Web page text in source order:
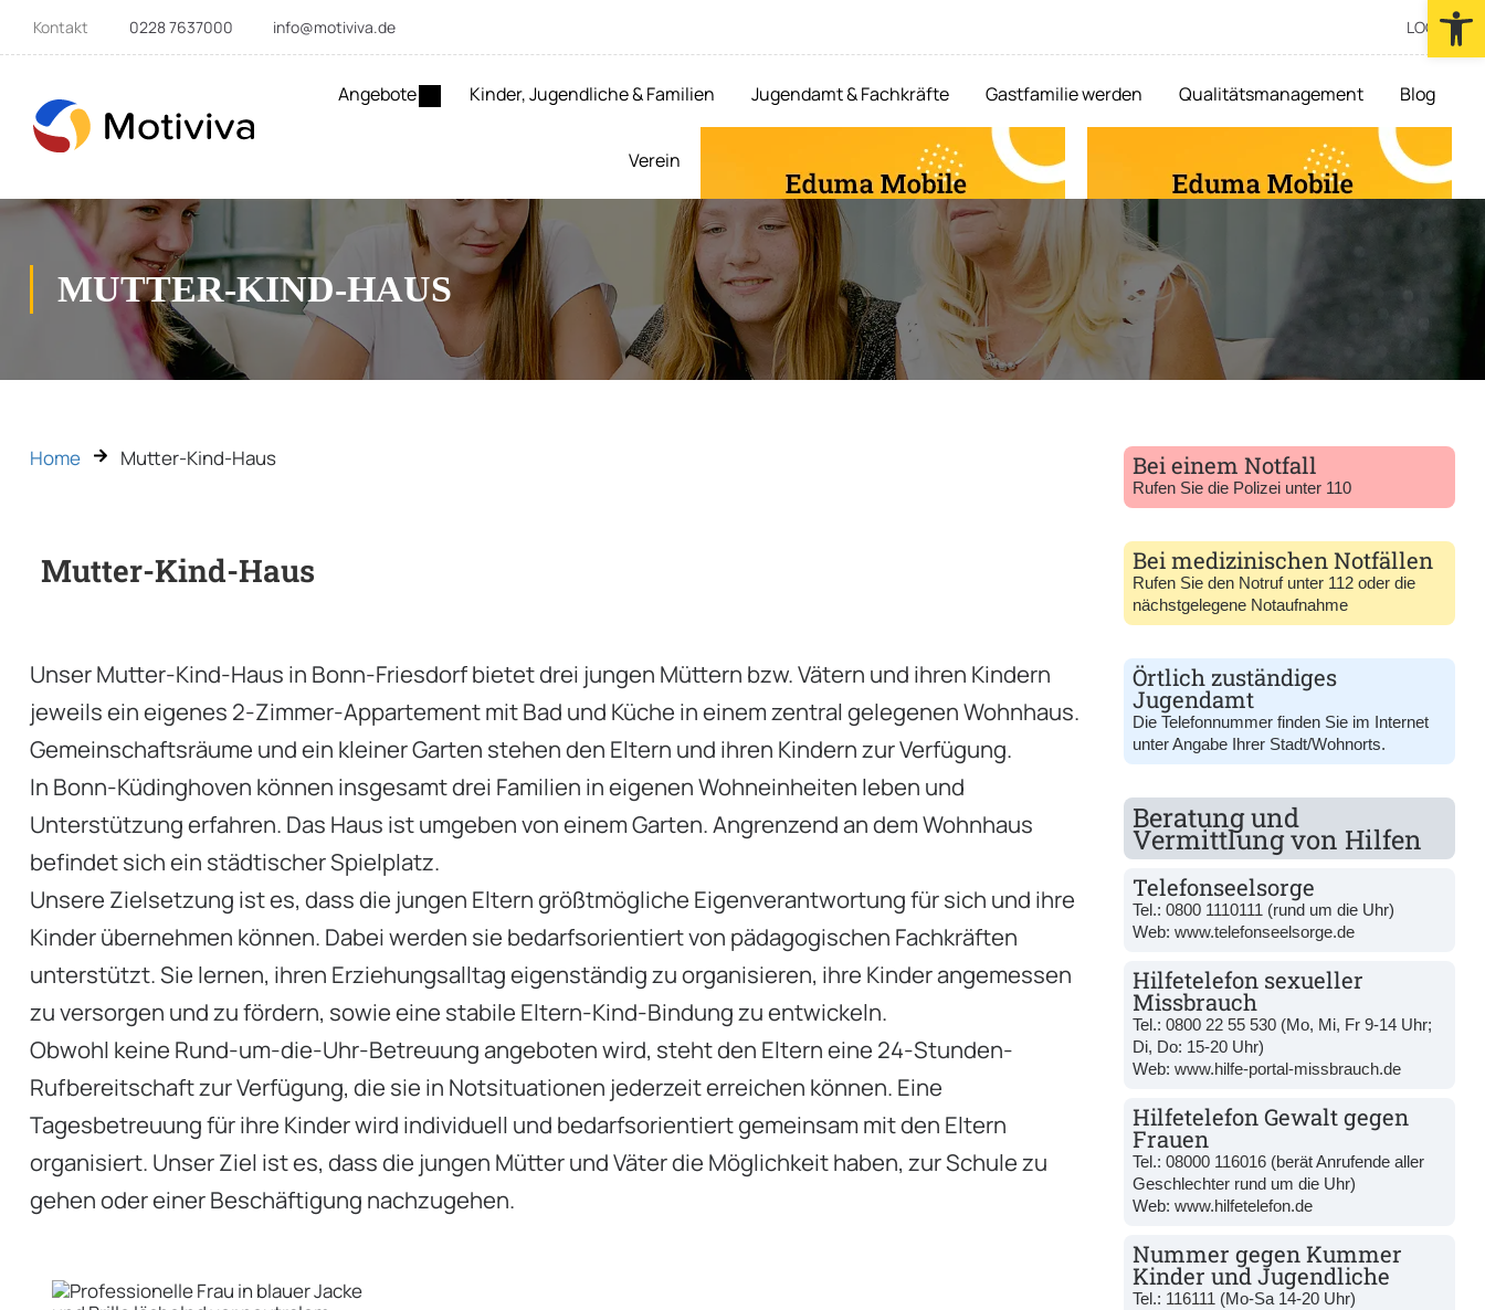
Kontakt 0228 7637000 info@motiviva.de LOGIN
Angebote Kinder, Jugendliche & Familien Jugendamt & Fachkräfte Gastfamilie werden Qualitätsmanagement Blog
Verein
MUTTER-KIND-HAUS
Home Mutter-Kind-Haus
Mutter-Kind-Haus
Unser Mutter-Kind-Haus in Bonn-Friesdorf bietet drei jungen Müttern bzw. Vätern und ihren Kindern
jeweils ein eigenes 2-Zimmer-Appartement mit Bad und Küche in einem zentral gelegenen Wohnhaus.
Gemeinschaftsräume und ein kleiner Garten stehen den Eltern und ihren Kindern zur Verfügung.
In Bonn-Küdinghoven können insgesamt drei Familien in eigenen Wohneinheiten leben und
Unterstützung erfahren. Das Haus ist umgeben von einem Garten. Angrenzend an dem Wohnhaus
befindet sich ein städtischer Spielplatz.
Unsere Zielsetzung ist es, dass die jungen Eltern größtmögliche Eigenverantwortung für sich und ihre
Kinder übernehmen können. Dabei werden sie bedarfsorientiert von pädagogischen Fachkräften
unterstützt. Sie lernen, ihren Erziehungsalltag eigenständig zu organisieren, ihre Kinder angemessen
zu versorgen und zu fördern, sowie eine stabile Eltern-Kind-Bindung zu entwickeln.
Obwohl keine Rund-um-die-Uhr-Betreuung angeboten wird, steht den Eltern eine 24-Stunden-
Rufbereitschaft zur Verfügung, die sie in Notsituationen jederzeit erreichen können. Eine
Tagesbetreuung für ihre Kinder wird individuell und bedarfsorientiert gemeinsam mit den Eltern
organisiert. Unser Ziel ist es, dass die jungen Mütter und Väter die Möglichkeit haben, zur Schule zu
gehen oder einer Beschäftigung nachzugehen.
Bei einem Notfall
Rufen Sie die Polizei unter 110
Bei medizinischen Notfällen
Rufen Sie den Notruf unter 112 oder die
nächstgelegene Notaufnahme
Örtlich zuständiges
Jugendamt
Die Telefonnummer finden Sie im Internet
unter Angabe Ihrer Stadt/Wohnorts.
Beratung und
Vermittlung von Hilfen
Telefonseelsorge
Tel.: 0800 1110111 (rund um die Uhr)
Web: www.telefonseelsorge.de
Hilfetelefon sexueller
Missbrauch
Tel.: 0800 22 55 530 (Mo, Mi, Fr 9-14 Uhr;
Di, Do: 15-20 Uhr)
Web: www.hilfe-portal-missbrauch.de
Hilfetelefon Gewalt gegen
Frauen
Tel.: 08000 116016 (berät Anrufende aller
Geschlechter rund um die Uhr)
Web: www.hilfetelefon.de
Nummer gegen Kummer
Kinder und Jugendliche
Tel.: 116111 (Mo-Sa 14-20 Uhr)